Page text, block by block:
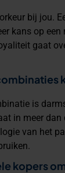
bij jou.
kans op
gaat
is
in meer
van het
kopers